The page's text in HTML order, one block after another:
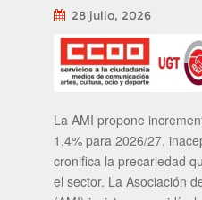
28 julio, 2026
La AMI propone
1,4% para 2026/27,
cronifica la precariedad
el sector. La Asociación